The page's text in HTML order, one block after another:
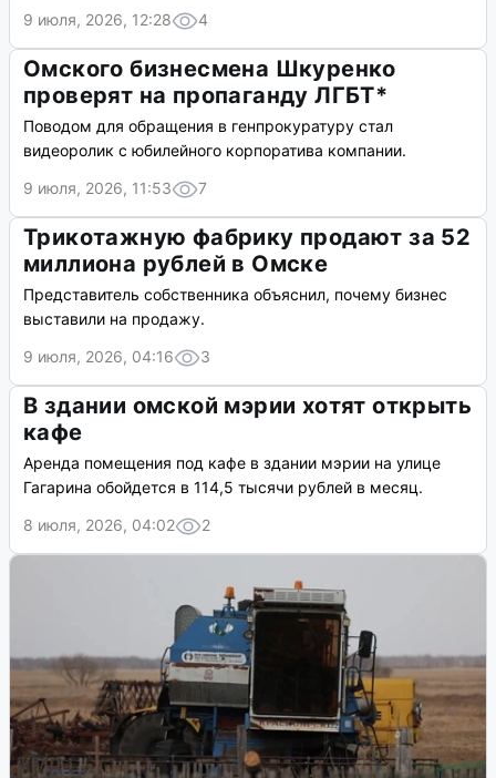
9 июля, 2026, 12:28
4
Омского бизнесмена Шкуренко
проверят на пропаганду ЛГБТ*
Поводом для обращения в генпрокуратуру стал
видеоролик с юбилейного корпоратива компании.